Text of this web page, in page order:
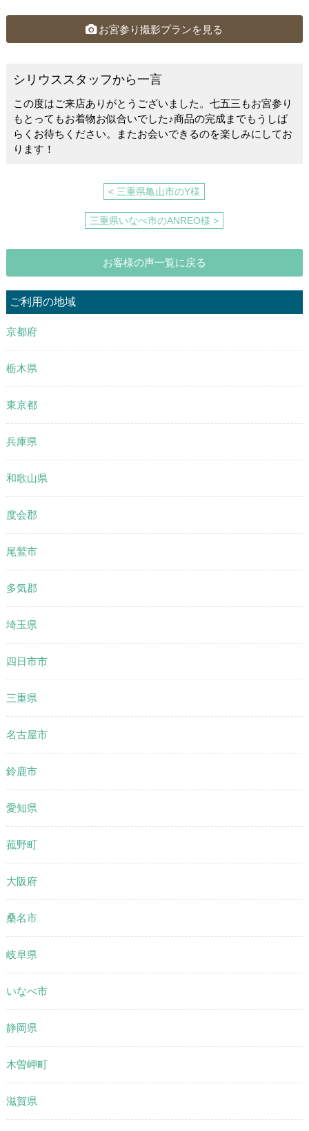
c
o
o
k
e
tt
erお宮参り撮影プランを見る
シリウススタッフから一言
この度はご来店ありがとうございました。七五三もお宮参り
もとってもお着物お似合いでした♪商品の完成までもうしば
らくお待ちください。またお会いできるのを楽しみにしてお
ります！
< 三重県亀山市のY様
三重県いなべ市のANREO様 >
お客様の声一覧に戻る
ご利用の地域
京都府
栃木県
東京都
兵庫県
和歌山県
度会郡
尾鷲市
多気郡
埼玉県
四日市市
三重県
名古屋市
鈴鹿市
愛知県
菰野町
大阪府
桑名市
岐阜県
いなべ市
静岡県
木曽岬町
滋賀県